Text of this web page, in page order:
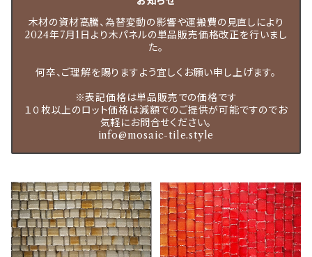
木材の資材高騰、為替変動の影響や運搬費の見直しにより
2024年7月1日より木パネルの単品販売価格改正を行いまし
た。
何卒、ご理解を賜りますよう宜しくお願い申し上げます。
※表記価格は単品販売での価格です
１０枚以上のロット価格は減額でのご提供が可能ですのでお
気軽にお問合せください。
info@mosaic-tile.style